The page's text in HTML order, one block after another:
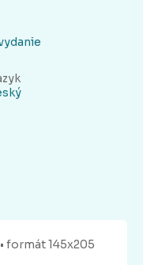
• formát 145x205